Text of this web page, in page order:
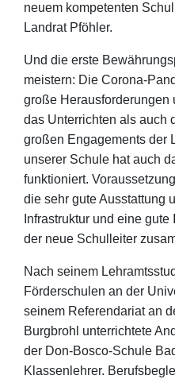
neuem kompetenten
Landrat Pföhler.
Und die erste
meistern: Die Corona-
große Herausforderungen
das Unterrichten als auch
großen Engagements der
unserer Schule hat auch
funktioniert.
die sehr gute Ausstattung
Infrastruktur und eine gute
der neue Schulleiter
Nach seinem
Förderschulen an der
seinem Referendariat an
Burgbrohl unterrichtete
der Don-Bosco-Schule
Klassenlehrer.